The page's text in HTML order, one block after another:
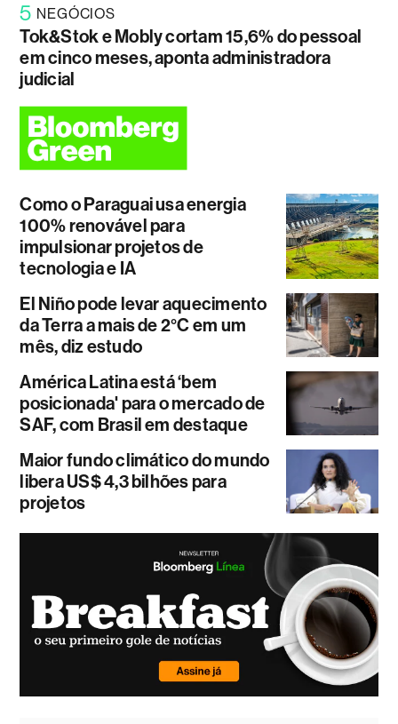
5 NEGÓCIOS
Tok&Stok e Mobly cortam 15,6% do pessoal
em cinco meses, aponta administradora
judicial
Como o Paraguai usa energia
100% renovável para
impulsionar projetos de
tecnologia e IA
El Niño pode levar aquecimento
da Terra a mais de 2°C em um
mês, diz estudo
América Latina está ‘bem
posicionada' para o mercado de
SAF, com Brasil em destaque
Maior fundo climático do mundo
libera US$ 4,3 bilhões para
projetos